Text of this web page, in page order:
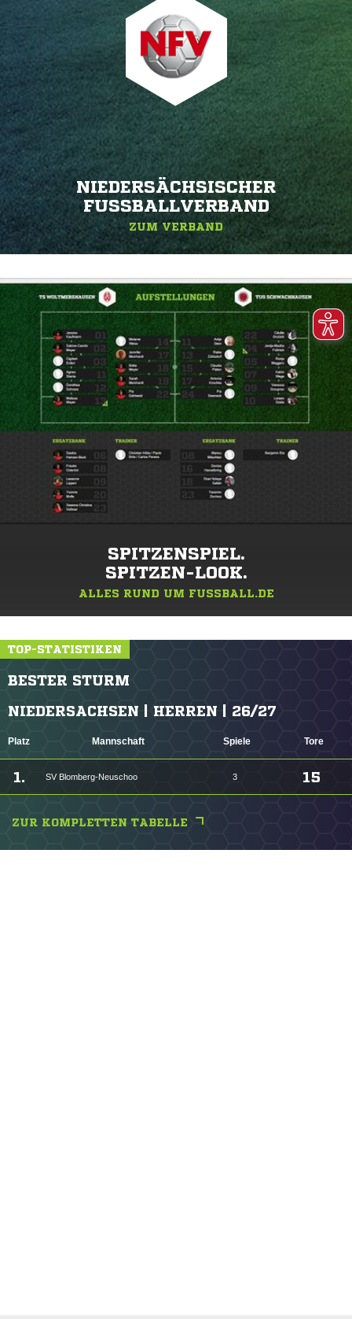
NIEDERSÄCHSISCHER
FUSSBALLVERBAND
ZUM VERBAND
SPITZENSPIEL.
SPITZEN-LOOK.
ALLES RUND UM FUSSBALL.DE
TOP-STATISTIKEN
BESTER STURM
NIEDERSACHSEN | HERREN | 26/27
Platz Mannschaft Spiele Tore
1. SV Blomberg-Neuschoo 3 15
ZUR KOMPLETTEN TABELLE